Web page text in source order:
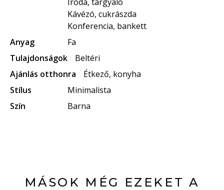
Kávézó, cukrászda
Konferencia, bankett
Anyag
Fa
Tulajdonságok
Beltéri
Ajánlás otthonra
Étkező, konyha
Stílus
Minimalista
Szín
Barna
MÁSOK MÉG EZEKET A